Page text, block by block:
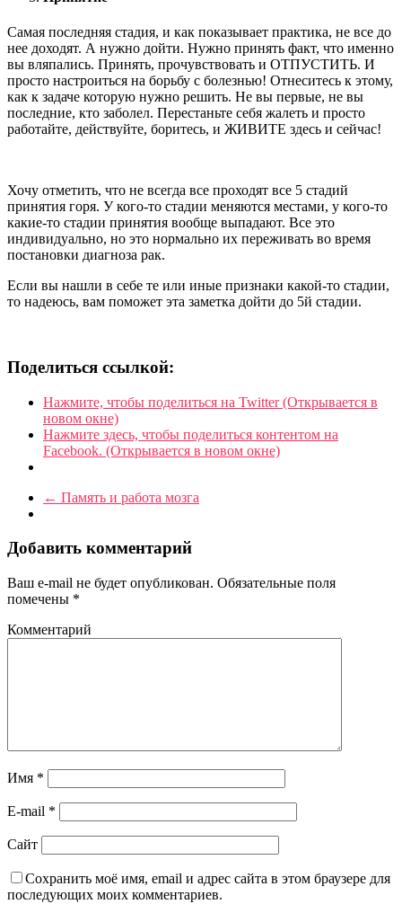
Самая последняя стадия, и как показывает практика, не все до
нее доходят. А нужно дойти. Нужно принять факт, что именно
вы вляпались. Принять, прочувствовать и ОТПУСТИТЬ. И
просто настроиться на борьбу с болезнью! Отнеситесь к этому,
как к задаче которую нужно решить. Не вы первые, не вы
последние, кто заболел. Перестаньте себя жалеть и просто
работайте, действуйте, боритесь, и ЖИВИТЕ здесь и сейчас!
Хочу отметить, что не всегда все проходят все 5 стадий
принятия горя. У кого-то стадии меняются местами, у кого-то
какие-то стадии принятия вообще выпадают. Все это
индивидуально, но это нормально их переживать во время
постановки диагноза рак.
Если вы нашли в себе те или иные признаки какой-то стадии,
то надеюсь, вам поможет эта заметка дойти до 5й стадии.
Поделиться ссылкой:
Нажмите, чтобы поделиться на Twitter (Открывается в
новом окне)
Нажмите здесь, чтобы поделиться контентом на
Facebook. (Открывается в новом окне)
← Память и работа мозга
Добавить комментарий
Ваш e-mail не будет опубликован. Обязательные поля
помечены *
Комментарий
Имя *
E-mail *
Сайт
Сохранить моё имя, email и адрес сайта в этом браузере для
последующих моих комментариев.